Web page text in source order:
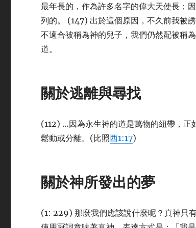
最年長的，作為許多名字的偉大天使長；
列的。 (147) 出於這個原因，不久前我被
不適合被稱為神的兒子，我們仍然配被稱
道。
關於逃離與尋找
(112) …因為永生神的道是萬物的紐帶，正
鬆動或分離。(比照西1:17)
關於神所發出的夢
(1: 229) 那麼我們應該說什麼呢？真神只